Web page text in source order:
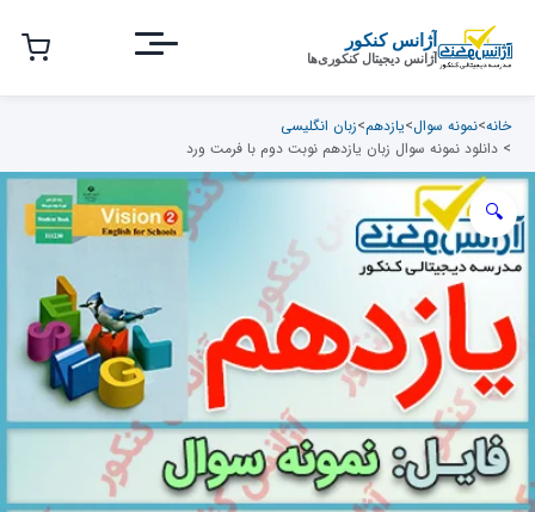
محتوای
اصلی
آژانس کنکور
آژانس دیجیتال کنکوری‌ها
خانه>نمونه سوال>یازدهم>زبان انگلیسی
> دانلود نمونه سوال زبان یازدهم نوبت دوم با فرمت ورد